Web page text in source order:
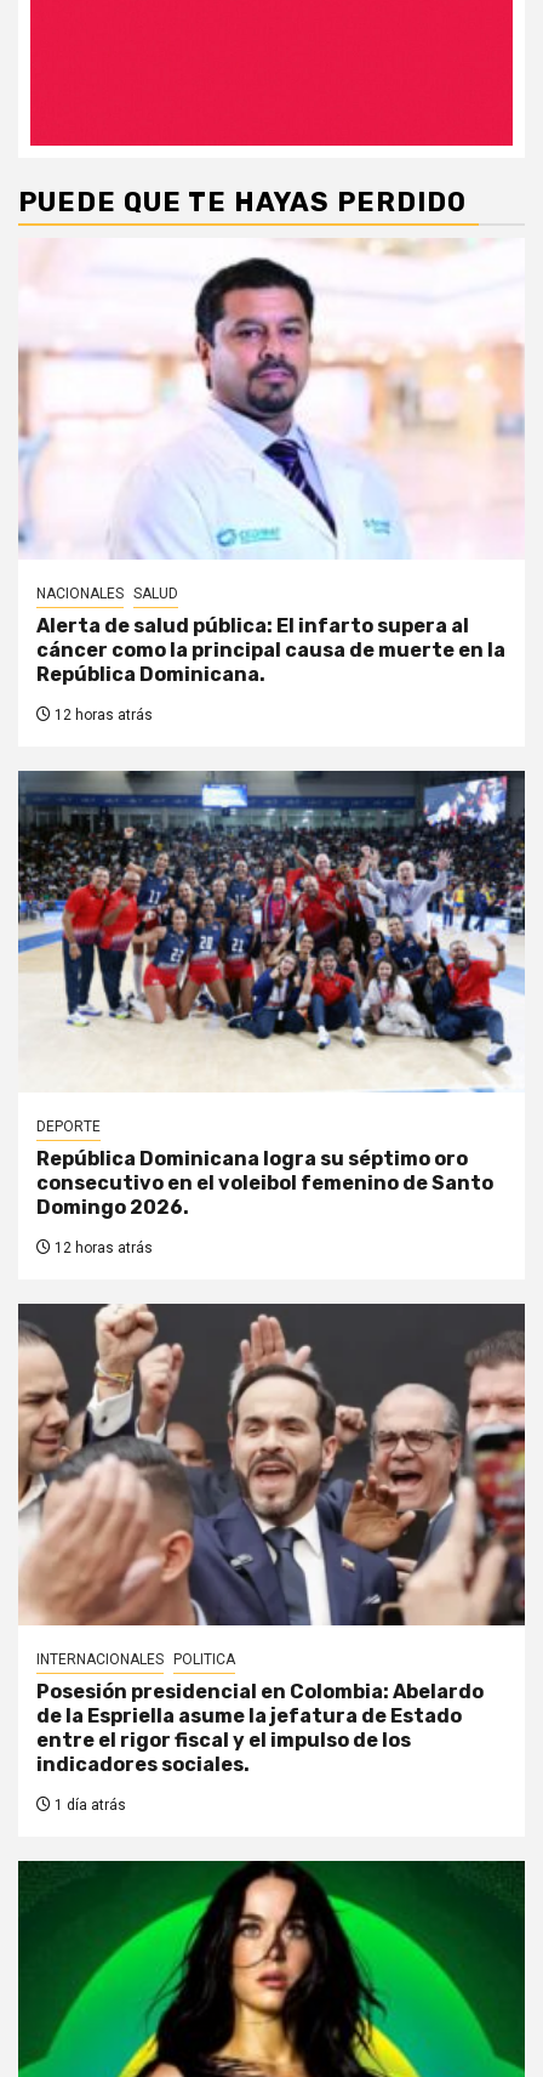
PUEDE QUE TE HAYAS PERDIDO
NACIONALES SALUD
Alerta de salud pública: El infarto supera al
cáncer como la principal causa de muerte en la
República Dominicana.
12 horas atrás
DEPORTE
República Dominicana logra su séptimo oro
consecutivo en el voleibol femenino de Santo
Domingo 2026.
12 horas atrás
INTERNACIONALES POLITICA
Posesión presidencial en Colombia: Abelardo
de la Espriella asume la jefatura de Estado
entre el rigor fiscal y el impulso de los
indicadores sociales.
1 día atrás